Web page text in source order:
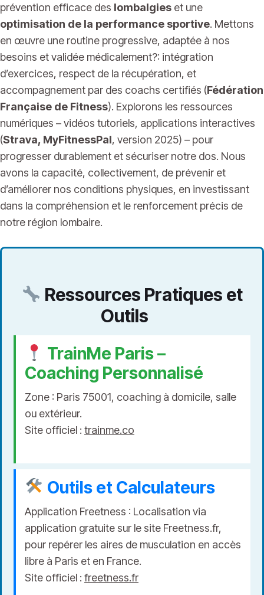
prévention efficace des lombalgies et une
optimisation de la performance sportive. Mettons
en œuvre une routine progressive, adaptée à nos
besoins et validée médicalement?: intégration
d’exercices, respect de la récupération, et
accompagnement par des coachs certifiés (Fédération
Française de Fitness). Explorons les ressources
numériques – vidéos tutoriels, applications interactives
(Strava, MyFitnessPal, version 2025) – pour
progresser durablement et sécuriser notre dos. Nous
avons la capacité, collectivement, de prévenir et
d’améliorer nos conditions physiques, en investissant
dans la compréhension et le renforcement précis de
notre région lombaire.
Ressources Pratiques et
Outils
TrainMe Paris –
Coaching Personnalisé
Zone : Paris 75001, coaching à domicile, salle
ou extérieur.
Site officiel : trainme.co
Outils et Calculateurs
Application Freetness : Localisation via
application gratuite sur le site Freetness.fr,
pour repérer les aires de musculation en accès
libre à Paris et en France.
Site officiel : freetness.fr